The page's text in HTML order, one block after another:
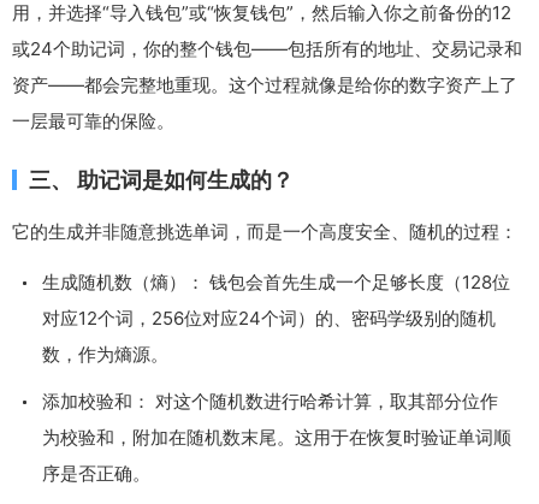
用，并选择“导入钱包”或“恢复钱包”，然后输入你之前备份的12
或24个助记词，你的整个钱包——包括所有的地址、交易记录和
资产——都会完整地重现。这个过程就像是给你的数字资产上了
一层最可靠的保险。
三、 助记词是如何生成的？
它的生成并非随意挑选单词，而是一个高度安全、随机的过程：
生成随机数（熵）： 钱包会首先生成一个足够长度（128位
对应12个词，256位对应24个词）的、密码学级别的随机
数，作为熵源。
添加校验和： 对这个随机数进行哈希计算，取其部分位作
为校验和，附加在随机数末尾。这用于在恢复时验证单词顺
序是否正确。